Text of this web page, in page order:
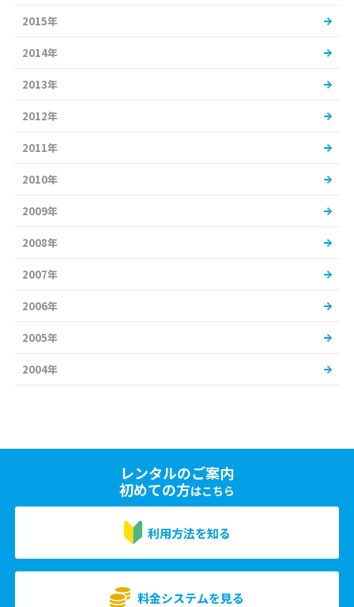
2015年
2014年
2013年
2012年
2011年
2010年
2009年
2008年
2007年
2006年
2005年
2004年
レンタルのご案内
初めての方はこちら
利用方法を知る
料金システムを見る